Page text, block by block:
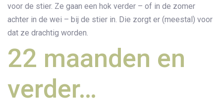
voor de stier. Ze gaan een hok verder – of in de zomer
achter in de wei – bij de stier in. Die zorgt er (meestal) voor
dat ze drachtig worden.
22 maanden en
verder…